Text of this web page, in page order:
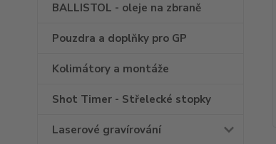
BALLISTOL - oleje na zbraně
Pouzdra a doplňky pro GP
Kolimátory a montáže
Shot Timer - Střelecké stopky
Laserové gravírování